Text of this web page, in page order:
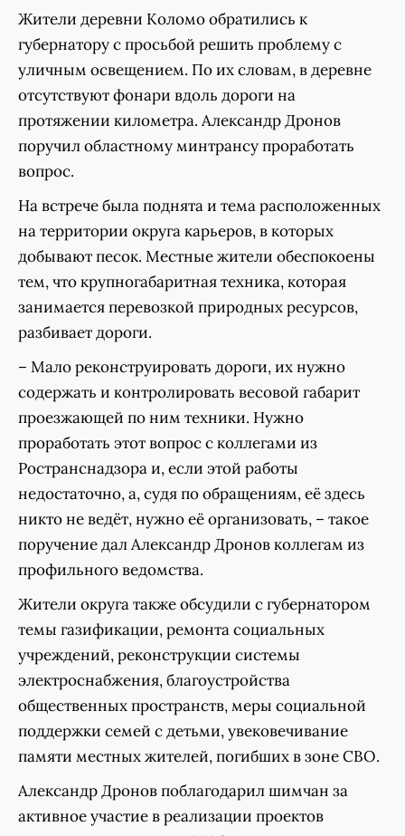
Жители деревни Коломо обратились к
губернатору с просьбой решить проблему с
уличным освещением. По их словам, в деревне
отсутствуют фонари вдоль дороги на
протяжении километра. Александр Дронов
поручил областному минтрансу проработать
вопрос.
На встрече была поднята и тема расположенных
на территории округа карьеров, в которых
добывают песок. Местные жители обеспокоены
тем, что крупногабаритная техника, которая
занимается перевозкой природных ресурсов,
разбивает дороги.
– Мало реконструировать дороги, их нужно
содержать и контролировать весовой габарит
проезжающей по ним техники. Нужно
проработать этот вопрос с коллегами из
Ространснадзора и, если этой работы
недостаточно, а, судя по обращениям, её здесь
никто не ведёт, нужно её организовать, – такое
поручение дал Александр Дронов коллегам из
профильного ведомства.
Жители округа также обсудили с губернатором
темы газификации, ремонта социальных
учреждений, реконструкции системы
электроснабжения, благоустройства
общественных пространств, меры социальной
поддержки семей с детьми, увековечивание
памяти местных жителей, погибших в зоне СВО.
Александр Дронов поблагодарил шимчан за
активное участие в реализации проектов